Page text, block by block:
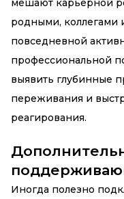
мешают карьерной
родными, коллегами
повседневной
профессиональной
выявить глубинные
переживания и
реагирования.
Иногда полезно